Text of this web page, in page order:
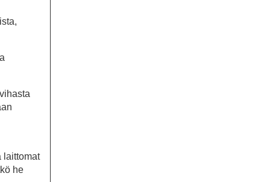
laittomat
he